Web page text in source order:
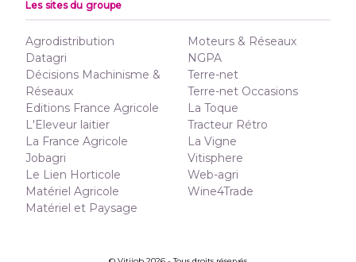
Les sites du groupe
Agrodistribution
Datagri
Décisions Machinisme &
Réseaux
Editions France Agricole
L'Eleveur laitier
La France Agricole
Jobagri
Le Lien Horticole
Matériel Agricole
Matériel et Paysage
Moteurs & Réseaux
NGPA
Terre-net
Terre-net Occasions
La Toque
Tracteur Rétro
La Vigne
Vitisphere
Web-agri
Wine4Trade